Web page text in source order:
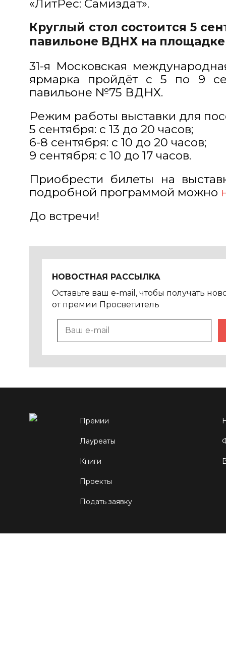
«ЛитРес: Самиздат».
Круглый стол состоится 5
павильоне ВДНХ на площадке
31-я Московская
ярмарка пройдёт с 5 по 9
павильоне №75 ВДНХ.
Режим работы выставки для
5 сентября: с 13 до 20 часов;
6-8 сентября: с 10 до 20 часов;
9 сентября: с 10 до 17 часов.
Приобрести билеты на
подробной программой можно
До встречи!
НОВОСТНАЯ РАССЫЛКА
Оставьте ваш e-mail, чтобы получать
от премии Просветитель
Премии
Лауреаты
Книги
Проекты
Подать заявку